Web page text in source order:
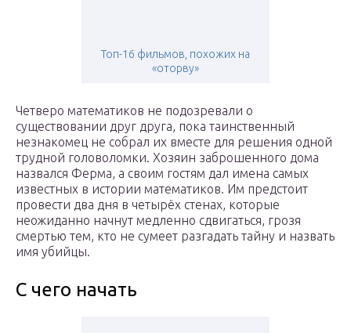
Топ-16 фильмов, похожих на
«оторву»
Четверо математиков не подозревали о
существовании друг друга, пока таинственный
незнакомец не собрал их вместе для решения одной
трудной головоломки. Хозяин заброшенного дома
назвался Ферма, а своим гостям дал имена самых
известных в истории математиков. Им предстоит
провести два дня в четырёх стенах, которые
неожиданно начнут медленно сдвигаться, грозя
смертью тем, кто не сумеет разгадать тайну и назвать
имя убийцы.
С чего начать